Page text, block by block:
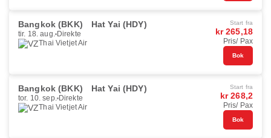
Bangkok (BKK) Hat Yai (HDY)
tir. 18. aug. Direkte
Thai Vietjet Air
Start fra
kr 265,18
Pris/ Pax
Bok
Bangkok (BKK) Hat Yai (HDY)
tor. 10. sep. Direkte
Thai Vietjet Air
Start fra
kr 268,2
Pris/ Pax
Bok